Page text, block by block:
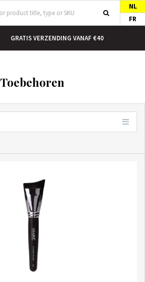
NL
FR
GRATIS VERZENDING VANAF €40
Toebehoren